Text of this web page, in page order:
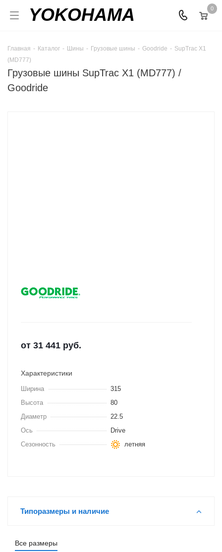
YOKOHAMA 0
Главная - Каталог - Шины - Грузовые шины - Goodride - SupTrac X1
(MD777)
Грузовые шины SupTrac X1 (MD777) /
Goodride
от 31 441 руб.
Характеристики
Ширина
315
Высота
80
Диаметр
22.5
Ось
Drive
Сезонность
летняя
Типоразмеры и наличие
Все размеры